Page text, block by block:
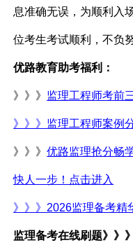
息准确无误，为顺利入
位考生考试顺利，不负
优路教育助考福利：
》》》 监理工程师考前
》》》监理工程师案例
》》》优路监理抢分畅
快人一步！点击进入
》》》 2026监理备考精
监理备考在线刷题》》》